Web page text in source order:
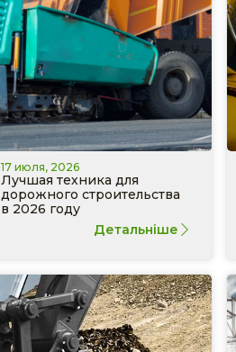
17 июля, 2026
Лучшая техника для
дорожного строительства
в 2026 году
Детальніше